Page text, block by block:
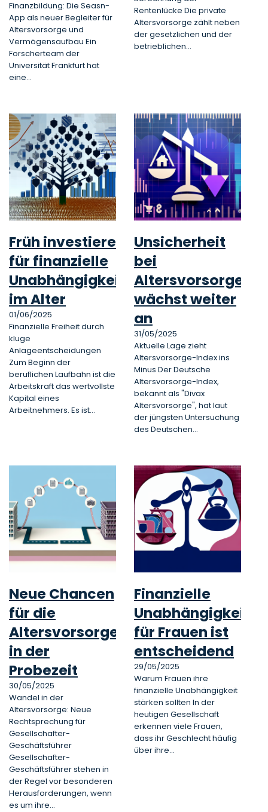
Finanzbildung: Die Seasn-
App als neuer Begleiter für
Altersvorsorge und
Vermögensaufbau Ein
Forscherteam der
Universität Frankfurt hat
eine…
Rentenlücke Die private
Altersvorsorge zählt neben
der gesetzlichen und der
betrieblichen…
Früh investieren
für finanzielle
Unabhängigkeit
im Alter
01/06/2025
Finanzielle Freiheit durch
kluge
Anlageentscheidungen
Zum Beginn der
beruflichen Laufbahn ist die
Arbeitskraft das wertvollste
Kapital eines
Arbeitnehmers. Es ist…
Unsicherheit
bei
Altersvorsorge
wächst weiter
an
31/05/2025
Aktuelle Lage zieht
Altersvorsorge-Index ins
Minus Der Deutsche
Altersvorsorge-Index,
bekannt als "Divax
Altersvorsorge", hat laut
der jüngsten Untersuchung
des Deutschen…
Neue Chancen
für die
Altersvorsorge
in der
Probezeit
30/05/2025
Wandel in der
Altersvorsorge: Neue
Rechtsprechung für
Gesellschafter-
Geschäftsführer
Gesellschafter-
Geschäftsführer stehen in
der Regel vor besonderen
Herausforderungen, wenn
es um ihre…
Finanzielle
Unabhängigkeit
für Frauen ist
entscheidend
29/05/2025
Warum Frauen ihre
finanzielle Unabhängigkeit
stärken sollten In der
heutigen Gesellschaft
erkennen viele Frauen,
dass ihr Geschlecht häufig
über ihre…